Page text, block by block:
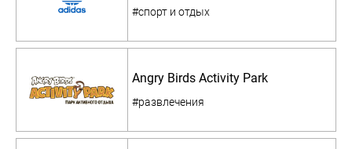
#спорт и отдых
Angry Birds Activity Park
#развлечения